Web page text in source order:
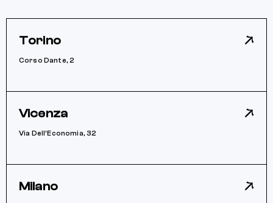
Torino
Corso Dante, 2
Vicenza
Via Dell’Economia, 32
Milano